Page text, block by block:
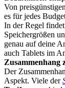
Von
es für jedes
In der Regel
Speichergrößen
genau auf deine
auch Tablets im
Zusammenhang
Der
Aspekt. Viele der